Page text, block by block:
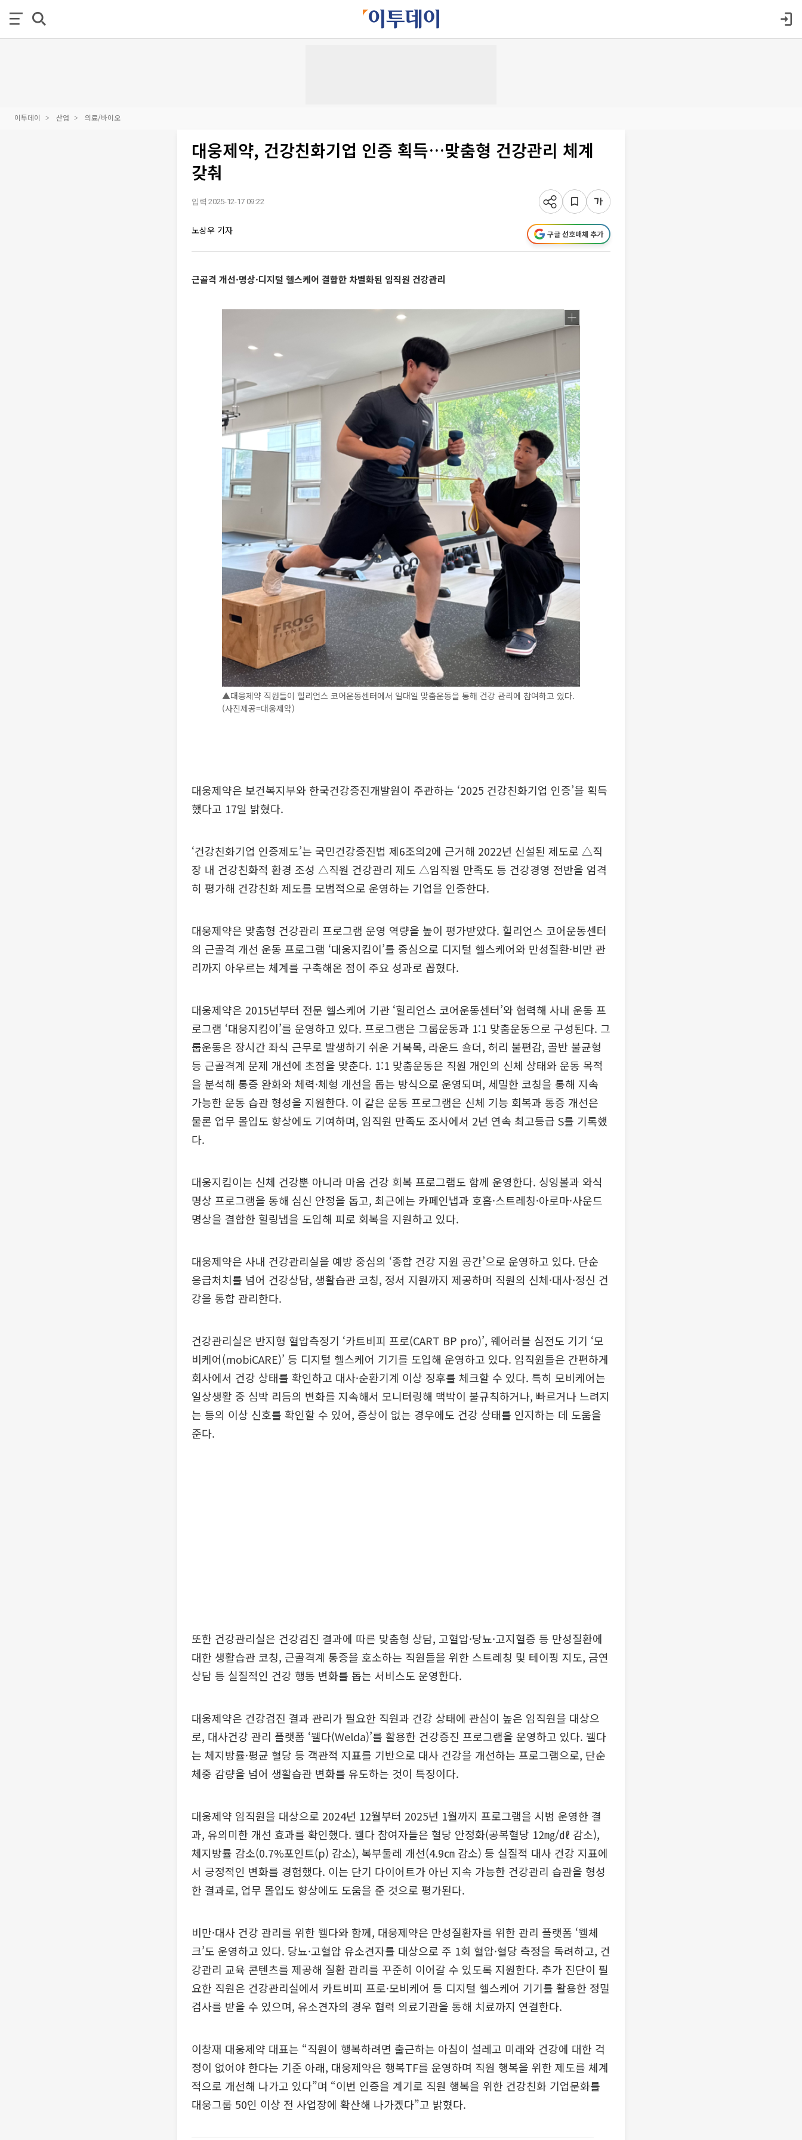
이투데이 산업 의료/바이오
대웅제약, 건강친화기업 인증 획득…맞춤형 건강관리 체계
갖춰
입력 2025-12-17 09:22
노상우 기자 구글 선호매체 추가
근골격 개선·명상·디지털 헬스케어 결합한 차별화된 임직원 건강관리
▲대웅제약 직원들이 힐리언스 코어운동센터에서 일대일 맞춤운동을 통해 건강 관리에 참여하고 있다.
(사진제공=대웅제약)
대웅제약은 보건복지부와 한국건강증진개발원이 주관하는 ‘2025 건강친화기업 인증’을 획득
했다고 17일 밝혔다.
‘건강친화기업 인증제도’는 국민건강증진법 제6조의2에 근거해 2022년 신설된 제도로 △직
장 내 건강친화적 환경 조성 △직원 건강관리 제도 △임직원 만족도 등 건강경영 전반을 엄격
히 평가해 건강친화 제도를 모범적으로 운영하는 기업을 인증한다.
대웅제약은 맞춤형 건강관리 프로그램 운영 역량을 높이 평가받았다. 힐리언스 코어운동센터
의 근골격 개선 운동 프로그램 ‘대웅지킴이’를 중심으로 디지털 헬스케어와 만성질환·비만 관
리까지 아우르는 체계를 구축해온 점이 주요 성과로 꼽혔다.
대웅제약은 2015년부터 전문 헬스케어 기관 ‘힐리언스 코어운동센터’와 협력해 사내 운동 프
로그램 ‘대웅지킴이’를 운영하고 있다. 프로그램은 그룹운동과 1:1 맞춤운동으로 구성된다. 그
룹운동은 장시간 좌식 근무로 발생하기 쉬운 거북목, 라운드 숄더, 허리 불편감, 골반 불균형
등 근골격계 문제 개선에 초점을 맞춘다. 1:1 맞춤운동은 직원 개인의 신체 상태와 운동 목적
을 분석해 통증 완화와 체력·체형 개선을 돕는 방식으로 운영되며, 세밀한 코칭을 통해 지속
가능한 운동 습관 형성을 지원한다. 이 같은 운동 프로그램은 신체 기능 회복과 통증 개선은
물론 업무 몰입도 향상에도 기여하며, 임직원 만족도 조사에서 2년 연속 최고등급 S를 기록했
다.
대웅지킴이는 신체 건강뿐 아니라 마음 건강 회복 프로그램도 함께 운영한다. 싱잉볼과 와식
명상 프로그램을 통해 심신 안정을 돕고, 최근에는 카페인냅과 호흡·스트레칭·아로마·사운드
명상을 결합한 힐링냅을 도입해 피로 회복을 지원하고 있다.
대웅제약은 사내 건강관리실을 예방 중심의 ‘종합 건강 지원 공간’으로 운영하고 있다. 단순
응급처치를 넘어 건강상담, 생활습관 코칭, 정서 지원까지 제공하며 직원의 신체·대사·정신 건
강을 통합 관리한다.
건강관리실은 반지형 혈압측정기 ‘카트비피 프로(CART BP pro)’, 웨어러블 심전도 기기 ‘모
비케어(mobiCARE)’ 등 디지털 헬스케어 기기를 도입해 운영하고 있다. 임직원들은 간편하게
회사에서 건강 상태를 확인하고 대사·순환기계 이상 징후를 체크할 수 있다. 특히 모비케어는
일상생활 중 심박 리듬의 변화를 지속해서 모니터링해 맥박이 불규칙하거나, 빠르거나 느려지
는 등의 이상 신호를 확인할 수 있어, 증상이 없는 경우에도 건강 상태를 인지하는 데 도움을
준다.
또한 건강관리실은 건강검진 결과에 따른 맞춤형 상담, 고혈압·당뇨·고지혈증 등 만성질환에
대한 생활습관 코칭, 근골격계 통증을 호소하는 직원들을 위한 스트레칭 및 테이핑 지도, 금연
상담 등 실질적인 건강 행동 변화를 돕는 서비스도 운영한다.
대웅제약은 건강검진 결과 관리가 필요한 직원과 건강 상태에 관심이 높은 임직원을 대상으
로, 대사건강 관리 플랫폼 ‘웰다(Welda)’를 활용한 건강증진 프로그램을 운영하고 있다. 웰다
는 체지방률·평균 혈당 등 객관적 지표를 기반으로 대사 건강을 개선하는 프로그램으로, 단순
체중 감량을 넘어 생활습관 변화를 유도하는 것이 특징이다.
대웅제약 임직원을 대상으로 2024년 12월부터 2025년 1월까지 프로그램을 시범 운영한 결
과, 유의미한 개선 효과를 확인했다. 웰다 참여자들은 혈당 안정화(공복혈당 12㎎/㎗ 감소),
체지방률 감소(0.7%포인트(p) 감소), 복부둘레 개선(4.9㎝ 감소) 등 실질적 대사 건강 지표에
서 긍정적인 변화를 경험했다. 이는 단기 다이어트가 아닌 지속 가능한 건강관리 습관을 형성
한 결과로, 업무 몰입도 향상에도 도움을 준 것으로 평가된다.
비만·대사 건강 관리를 위한 웰다와 함께, 대웅제약은 만성질환자를 위한 관리 플랫폼 ‘웰체
크’도 운영하고 있다. 당뇨·고혈압 유소견자를 대상으로 주 1회 혈압·혈당 측정을 독려하고, 건
강관리 교육 콘텐츠를 제공해 질환 관리를 꾸준히 이어갈 수 있도록 지원한다. 추가 진단이 필
요한 직원은 건강관리실에서 카트비피 프로·모비케어 등 디지털 헬스케어 기기를 활용한 정밀
검사를 받을 수 있으며, 유소견자의 경우 협력 의료기관을 통해 치료까지 연결한다.
이창재 대웅제약 대표는 “직원이 행복하려면 출근하는 아침이 설레고 미래와 건강에 대한 걱
정이 없어야 한다는 기준 아래, 대웅제약은 행복TF를 운영하며 직원 행복을 위한 제도를 체계
적으로 개선해 나가고 있다”며 “이번 인증을 계기로 직원 행복을 위한 건강친화 기업문화를
대웅그룹 50인 이상 전 사업장에 확산해 나가겠다”고 밝혔다.